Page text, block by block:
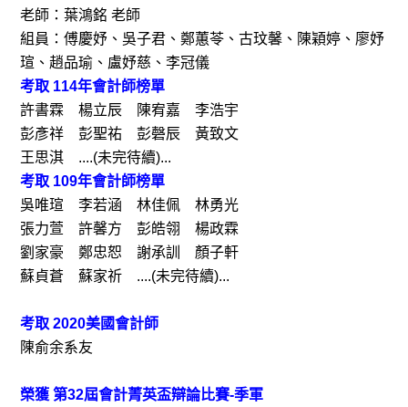
老師：葉鴻銘 老師
組員：傅慶妤、吳子君、鄭蕙苓、古玟馨、陳穎婷、廖妤
瑄、趙品瑜、盧妤慈、李冠儀
考取 114年會計師榜單
許書霖 楊立辰 陳宥嘉 李浩宇
彭彥祥 彭聖祐 彭磬辰 黃致文
王思淇 ....(未完待續)...
考取 109年會計師榜單
吳唯瑄 李若涵 林佳佩 林勇光
張力萱 許馨方 彭皓翎 楊政霖
劉家豪 鄭忠恕 謝承訓 顏子軒
蘇貞蒼 蘇家祈 ....(未完待續)...
考取 2020美國會計師
陳俞余系友
榮獲 第32屆會計菁英盃辯論比賽-季軍